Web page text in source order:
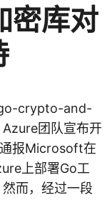
密库对
crypto-and-
团队宣布开
报Microsoft在
上部署Go工
而，经过一段